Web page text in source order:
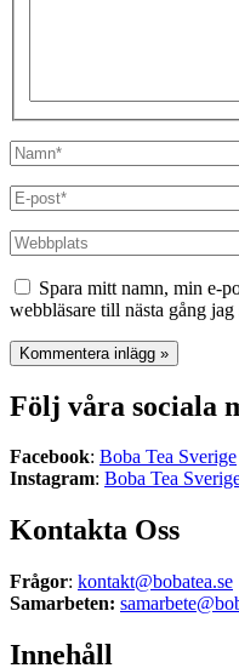
Namn*
E-
post*
Webbplats
Spara mitt namn, min e-
webbläsare till nästa gång
Följ våra sociala
Facebook: Boba Tea Sverige
Instagram: Boba Tea
Kontakta Oss
Frågor: kontakt@bobatea.se
Samarbeten:
Innehåll